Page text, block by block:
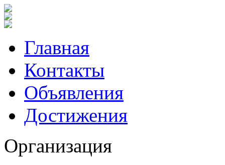
Главная
Контакты
Объявления
Достижения
Организация